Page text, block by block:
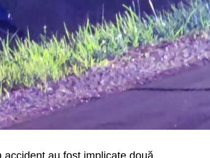
au fost implicate două